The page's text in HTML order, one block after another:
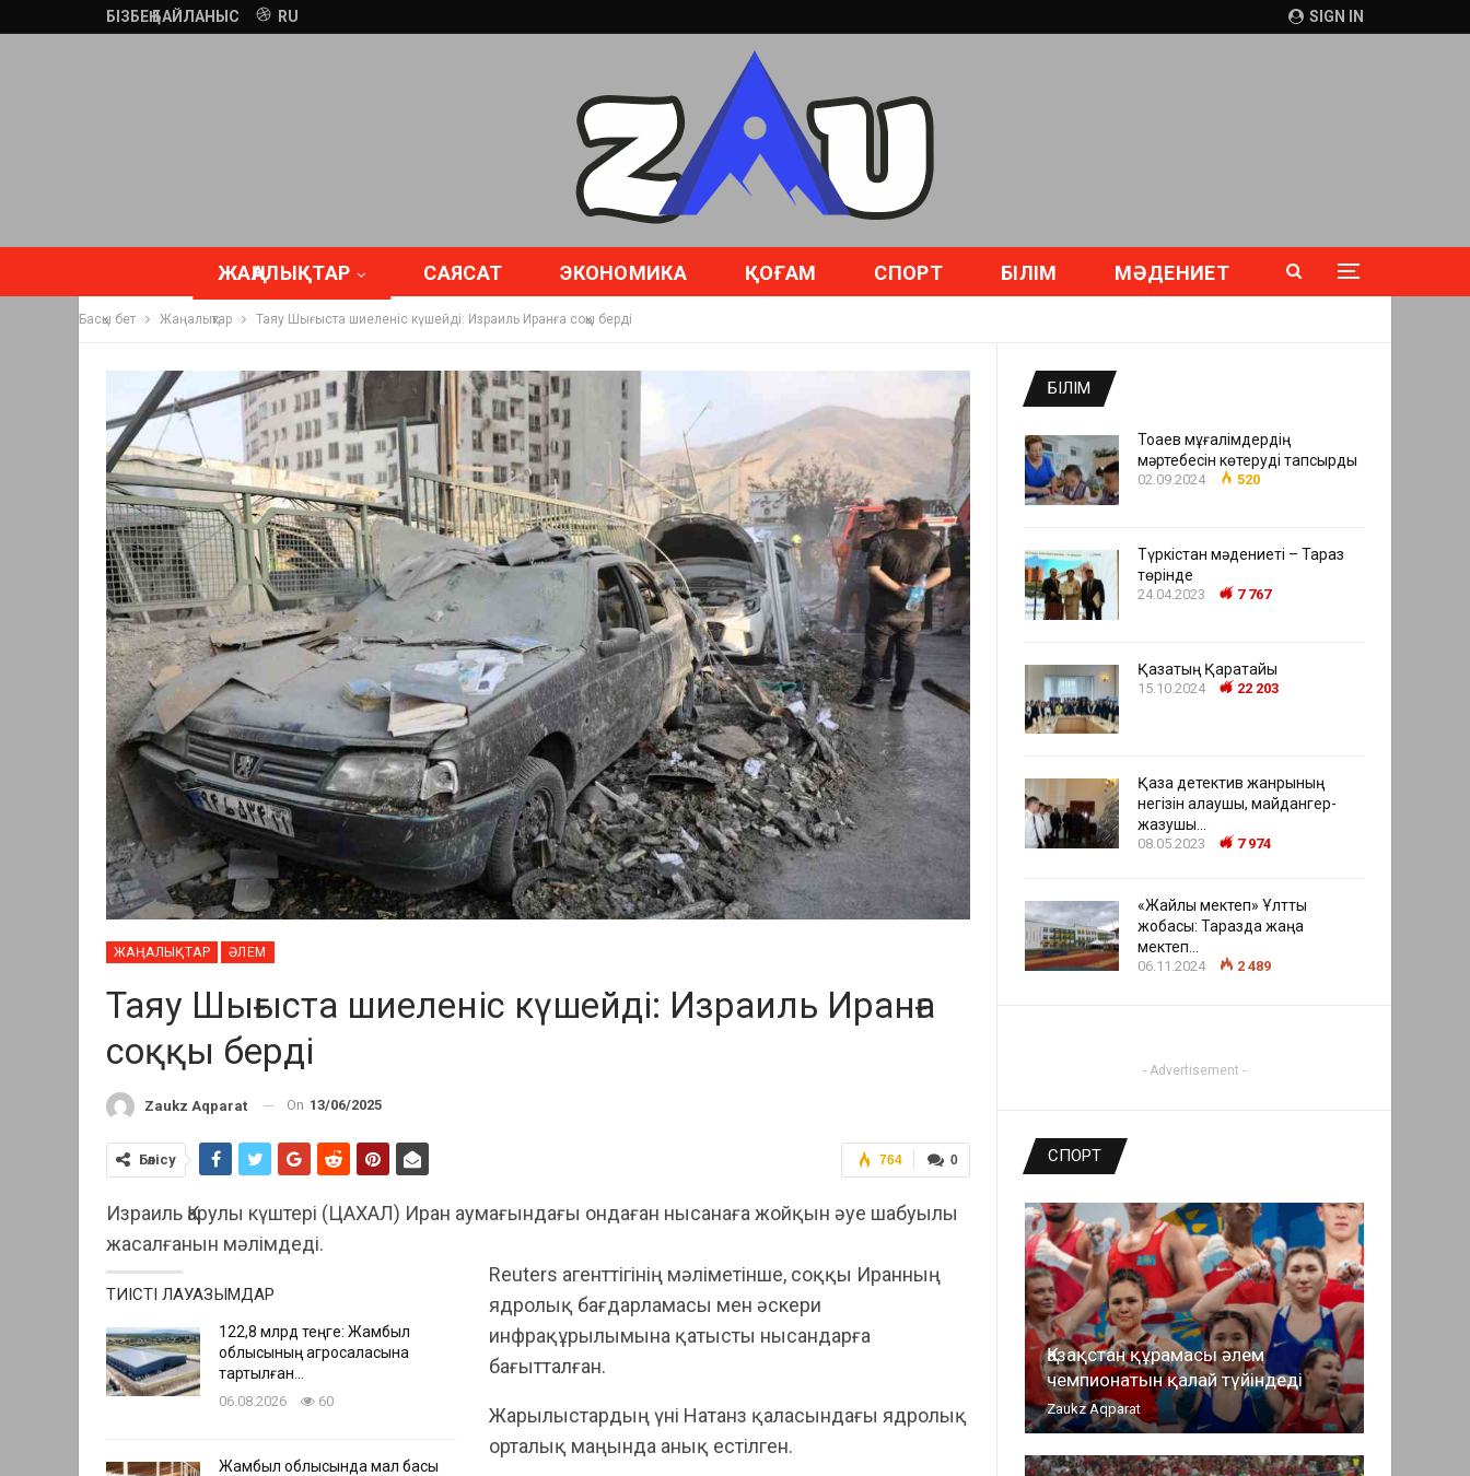
SIGN IN
БІЗБЕҢ БАЙЛАНЫС RU
ЖАҢАЛЫҚТАР САЯСАТ ЭКОНОМИКА ҚОҒАМ СПОРТ БІЛІМ МӘДЕНИЕТ
Басқы бет Жаңалықтар Таяу Шығыста шиеленіс күшейді: Израиль Иранға соққы берді
ЖАҢАЛЫҚТАР ӘЛЕМ
Таяу Шығыста шиеленіс күшейді: Израиль Иранға
соққы берді
Zaukz Aqparat On 13/06/2025
0
764
Бөлісу
Израиль Қарулы күштері (ЦАХАЛ) Иран аумағындағы ондаған нысанаға жойқын әуе шабуылы
жасалғанын мәлімдеді.
ТИІСТІ ЛАУАЗЫМДАР
122,8 млрд теңге: Жамбыл
облысының агросаласына
тартылған…
06.08.2026 60
Жамбыл облысында мал басы
Reuters агенттігінің мәліметінше, соққы Иранның
ядролық бағдарламасы мен әскери
инфрақұрылымына қатысты нысандарға
бағытталған.
Жарылыстардың үні Натанз қаласындағы ядролық
орталық маңында анық естілген.
БІЛІМ
Тоқаев мұғалімдердің
мәртебесін көтеруді тапсырды
02.09.2024 520
Түркістан мәдениеті – Тараз
төрінде
24.04.2023 7 767
Қазақтың Қаратайы
15.10.2024 22 203
Қазақ детектив жанрының
негізін қалаушы, майдангер-
жазушы…
08.05.2023 7 974
«Жайлы мектеп» Ұлттық
жобасы: Таразда жаңа
мектеп…
06.11.2024 2 489
- Advertisement -
СПОРТ
Қазақстан құрамасы әлем
чемпионатын қалай түйіндеді
Zaukz Aqparat